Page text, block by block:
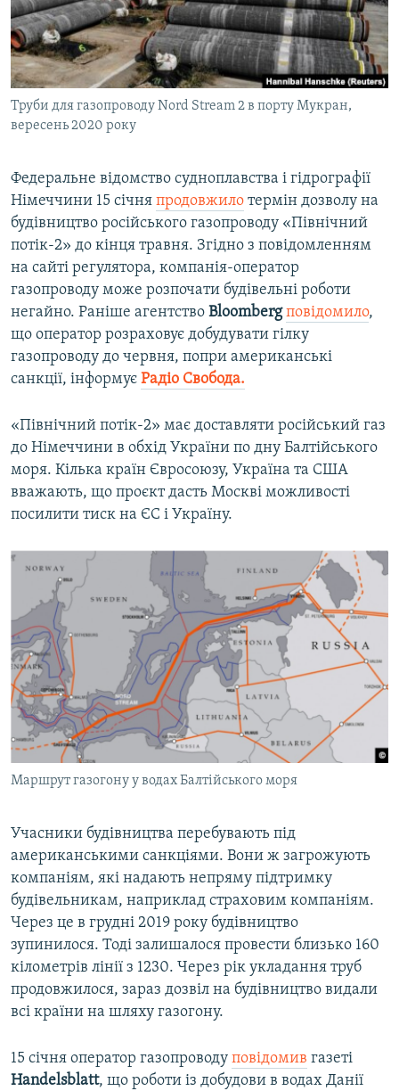
ВІДЕОУРОКИ «ELIFBE»
СВІДЧЕННЯ ОКУПАЦІЇ
УКРАЇНСЬКА ПРОБЛЕМА КРИМУ
ІНФОГРАФІКА
Русский
Qırımtatar
ДОЛУЧАЙСЯ!
Усі сайти RFE/RL
Труби для газопроводу Nord Stream 2 в порту Мукран,
вересень 2020 року
Федеральне відомство судноплавства і гідрографії
Німеччини 15 січня продовжило термін дозволу на
будівництво російського газопроводу «Північний
потік-2» до кінця травня. Згідно з повідомленням
на сайті регулятора, компанія-оператор
газопроводу може розпочати будівельні роботи
негайно. Раніше агентство Bloombergповідомило,
що оператор розраховує добудувати гілку
газопроводу до червня, попри американські
санкції, інформує Радіо Свобода.
«Північний потік-2» має доставляти російський газ
до Німеччини в обхід України по дну Балтійського
моря. Кілька країн Євросоюзу, Україна та США
вважають, що проєкт дасть Москві можливості
посилити тиск на ЄС і Україну.
Маршрут газогону у водах Балтійського моря
Учасники будівництва перебувають під
американськими санкціями. Вони ж загрожують
компаніям, які надають непряму підтримку
будівельникам, наприклад страховим компаніям.
Через це в грудні 2019 року будівництво
зупинилося. Тоді залишалося провести близько 160
кілометрів лінії з 1230. Через рік укладання труб
продовжилося, зараз дозвіл на будівництво видали
всі країни на шляху газогону.
15 січня оператор газопроводу повідомив газеті
Handelsblatt, що роботи із добудови в водах Данії